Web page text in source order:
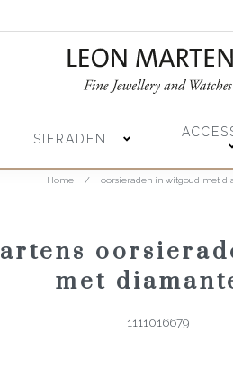
SIERADEN
Home / oorsieraden in witgoud met
met
1111016679